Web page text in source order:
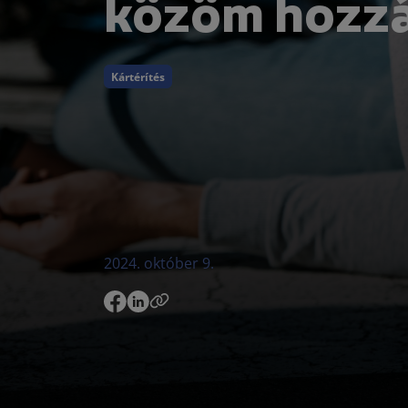
közöm
Kártérítés
2024. október 9.